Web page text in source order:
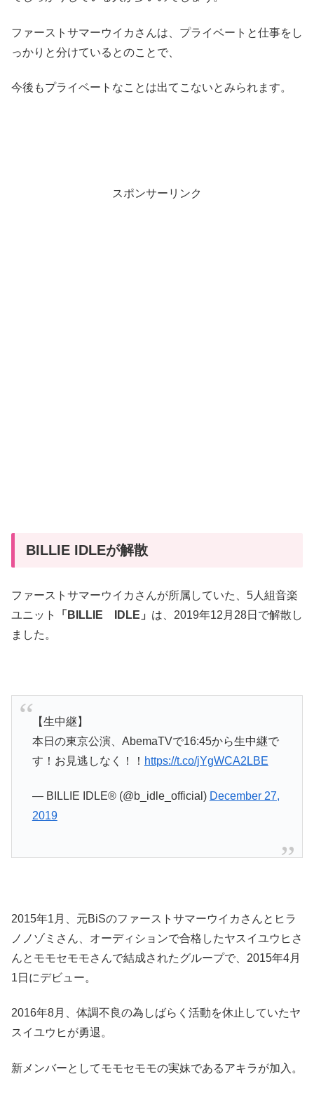
ファーストサマーウイカさんは、プライベートと仕事をし
っかりと分けているとのことで、
今後もプライベートなことは出てこないとみられます。
スポンサーリンク
BILLIE IDLEが解散
ファーストサマーウイカさんが所属していた、5人組音楽
ユニット
「BILLIE IDLE」 は、2019年12月28日で解散し
ました。
【生中継】
本日の東京公演、AbemaTVで16:45から生中継で
す！お見逃しなく！！ https://t.co/jYgWCA2LBE
— BILLIE IDLE® (@b_idle_official) December 27,
2019
2015年1月、元BiSのファーストサマーウイカさんとヒラ
ノノゾミさん、オーディションで合格したヤスイユウヒさ
んとモモセモモさんで結成されたグループで、 2015年4月
1日にデビュー。
2016年8月、体調不良の為しばらく活動を休止していたヤ
スイユウヒが勇退。
新メンバーとしてモモセモモの実妹であるアキラが加入。